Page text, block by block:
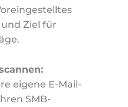
Ziel für
eigene E-Mail-
SMB-